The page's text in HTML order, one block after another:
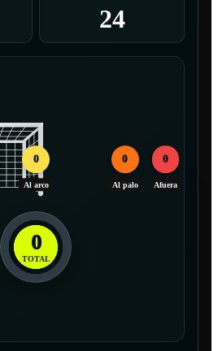
24
0
Al arco
0
Al palo
0
Afuera
0
TOTAL